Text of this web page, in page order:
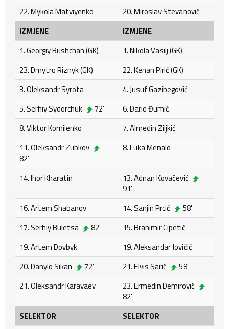
22. Mykola Matviyenko
20. Miroslav Stevanović
IZMJENE
IZMJENE
1. Georgiy Bushchan (GK)
1. Nikola Vasilj (GK)
23. Dmytro Riznyk (GK)
22. Kenan Pirić (GK)
3. Oleksandr Syrota
4. Jusuf Gazibegović
5. Serhiy Sydorchuk
72'
6. Dario Đumić
8. Viktor Korniienko
7. Almedin Ziljkić
11. Oleksandr Zubkov
82'
8. Luka Menalo
14. Ihor Kharatin
13. Adnan Kovačević
91'
16. Artem Shabanov
14. Sanjin Prcić
58'
17. Serhiy Buletsa
82'
15. Branimir Cipetić
19. Artem Dovbyk
19. Aleksandar Jovičić
20. Danylo Sikan
72' 21. Elvis Sarić
58'
21. Oleksandr Karavaev
23. Ermedin Demirović
82'
SELEKTOR
SELEKTOR